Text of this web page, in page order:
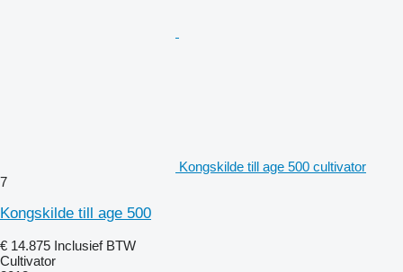
Kongskilde till age 500 cultivator
7
Kongskilde till age 500
€ 14.875 Inclusief BTW
Cultivator